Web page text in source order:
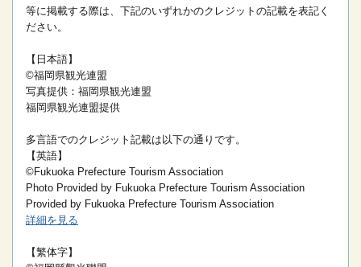
等に掲載する際は、下記のいずれかのクレジットの記載を表記く
ださい。
【日本語】
©福岡県観光連盟
写真提供：福岡県観光連盟
福岡県観光連盟提供
多言語でのクレジット記載は以下の通りです。
【英語】
©Fukuoka Prefecture Tourism Association
Photo Provided by Fukuoka Prefecture Tourism Association
Provided by Fukuoka Prefecture Tourism Association
詳細を見る
【繁体字】